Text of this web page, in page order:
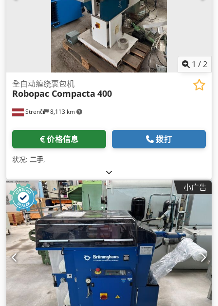
1 /2
Strenči 8,113 km
全自动缠绕裹包机
Robopac Compacta 400
价格信息 拨打
状况: 二手,
小广告